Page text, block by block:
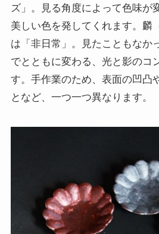
ズ」。見る角度によって色味が
美しい色を発してくれます。麟
は「非日常」。見たこともなか
でとともに変わる、光と影のコ
す。手作業のため、表面の凹凸
となど、一つ一つ異なります。